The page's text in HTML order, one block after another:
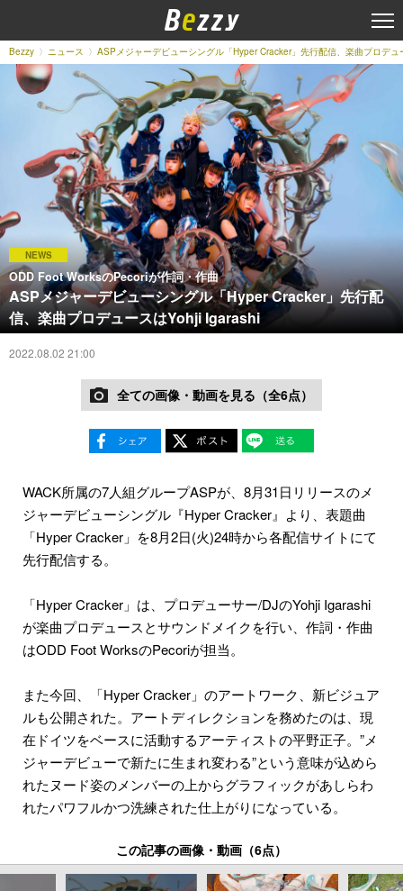
Bezzy ニュース ASPメジャーデビューシングル「Hyper Cracker」先行配信、楽曲プロデ
NEWS
ODD Foot WorksのPecoriが作詞・作曲
ASPメジャーデビューシングル「Hyper Cracker」先行配
信、楽曲プロデュースはYohji Igarashi
2022.08.02 21:00
全ての画像・動画を見る（全6点）
WACK所属の7人組グループASPが、8月31日リリースのメ
ジャーデビューシングル『Hyper Cracker』より、表題曲
「Hyper Cracker」を8月2日(火)24時から各配信サイトにて
先行配信する。
「Hyper Cracker」は、プロデューサー/DJのYohji Igarashi
が楽曲プロデュースとサウンドメイクを行い、作詞・作曲
はODD Foot WorksのPecoriが担当。
また今回、「Hyper Cracker」のアートワーク、新ビジュア
ルも公開された。アートディレクションを務めたのは、現
在ドイツをベースに活動するアーティストの平野正子。”メ
ジャーデビューで新たに生まれ変わる”という意味が込めら
れたヌード姿のメンバーの上からグラフィックがあしらわ
れたパワフルかつ洗練された仕上がりになっている。
この記事の画像・動画（6点）